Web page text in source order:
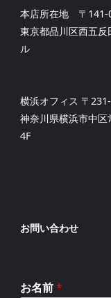
本店所在地 〒141-
東京都品川区西五
ル
横浜オフィス 〒
神奈川県横浜市中区
4F
お問い合わせ
お名前*